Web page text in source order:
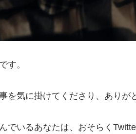
す。
を気に掛けてくださり、ありが
でいるあなたは、おそらく